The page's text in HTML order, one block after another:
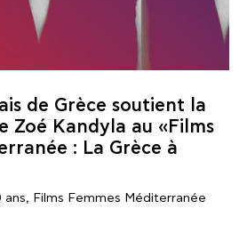
de Grèce soutient la
Zoé Kandyla au «Films
: La Grèce à
ans, Films Femmes Méditerranée